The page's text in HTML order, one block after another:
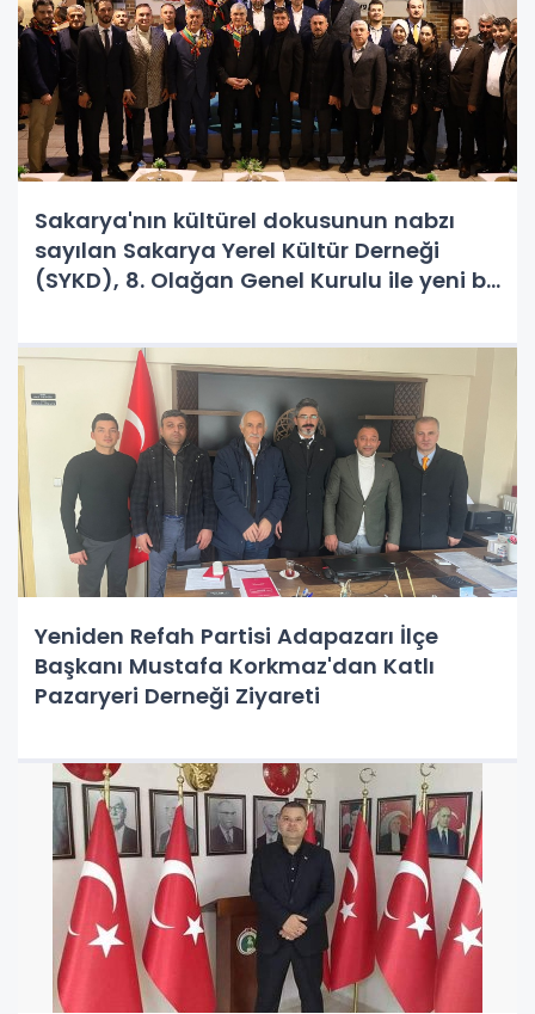
Sakarya'nın kültürel dokusunun nabzı
sayılan Sakarya Yerel Kültür Derneği
(SYKD), 8. Olağan Genel Kurulu ile yeni bir
Yeniden Refah Partisi Adapazarı İlçe
Başkanı Mustafa Korkmaz'dan Katlı
Pazaryeri Derneği Ziyareti